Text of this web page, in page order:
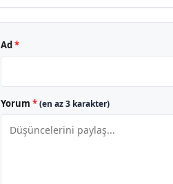
Ad*
Yorum *(en az 3 karakter)